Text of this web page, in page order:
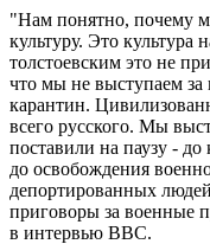
"Нам понятно, почему
культуру. Это
толстоевским это не
что мы не выступаем за
карантин.
всего русского. Мы
поставили на паузу -
до освобождения
депортированных
приговоры за военные
в интервью ВВС.